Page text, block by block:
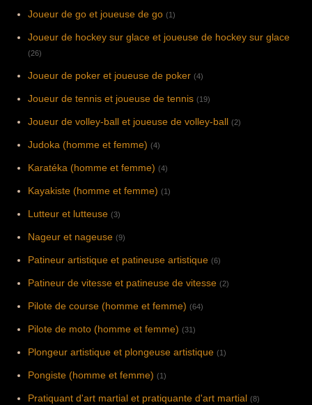
Joueur de go et joueuse de go (1)
Joueur de hockey sur glace et joueuse de hockey sur glace
(26)
Joueur de poker et joueuse de poker (4)
Joueur de tennis et joueuse de tennis (19)
Joueur de volley-ball et joueuse de volley-ball (2)
Judoka (homme et femme) (4)
Karatéka (homme et femme) (4)
Kayakiste (homme et femme) (1)
Lutteur et lutteuse (3)
Nageur et nageuse (9)
Patineur artistique et patineuse artistique (6)
Patineur de vitesse et patineuse de vitesse (2)
Pilote de course (homme et femme) (64)
Pilote de moto (homme et femme) (31)
Plongeur artistique et plongeuse artistique (1)
Pongiste (homme et femme) (1)
Pratiquant d'art martial et pratiquante d'art martial (8)